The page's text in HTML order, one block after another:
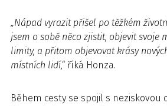
„Nápad vyrazit přišel po těžkém
jsem o sobě něco zjistit, objevit svoje
limity, a přitom objevovat krásy
místních lidí,“ říká Honza.
Během cesty se spojil s neziskovou